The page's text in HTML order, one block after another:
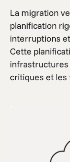
La migration
planification
interruptions
Cette
critiques et les